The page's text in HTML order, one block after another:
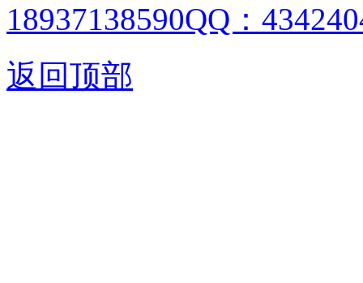
18937138590QQ：
返回顶部